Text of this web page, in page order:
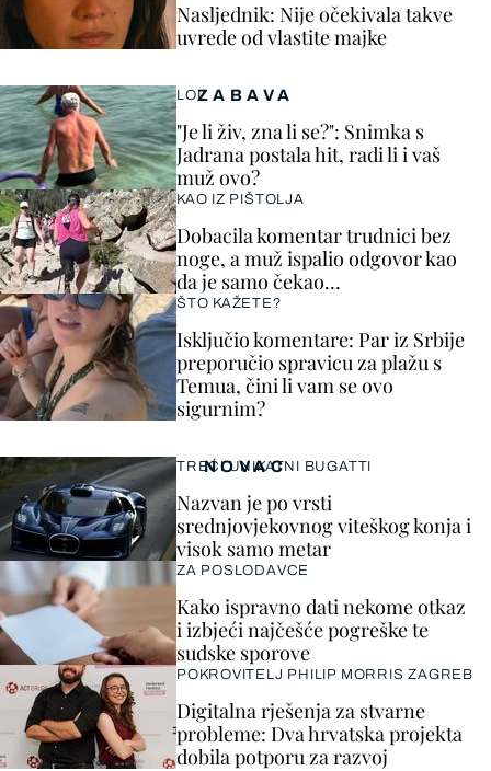
ZABAVA
LOL
"Je li živ, zna li se?": Snimka s
Jadrana postala hit, radi li i vaš
muž ovo?
KAO IZ PIŠTOLJA
Dobacila komentar trudnici bez
noge, a muž ispalio odgovor kao
da je samo čekao…
ŠTO KAŽETE?
Isključio komentare: Par iz Srbije
preporučio spravicu za plažu s
Temua, čini li vam se ovo
sigurnim?
Nasljednik: Nije očekivala takve
uvrede od vlastite majke
NOVAC
TREĆI UNIKATNI BUGATTI
Nazvan je po vrsti
srednjovjekovnog viteškog konja i
visok samo metar
ZA POSLODAVCE
Kako ispravno dati nekome otkaz
i izbjeći najčešće pogreške te
sudske sporove
POKROVITELJ PHILIP MORRIS ZAGREB
Digitalna rješenja za stvarne
probleme: Dva hrvatska projekta
dobila potporu za razvoj